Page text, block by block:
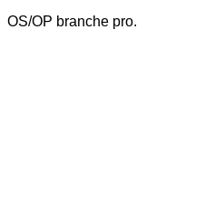
OS/OP branche pro.